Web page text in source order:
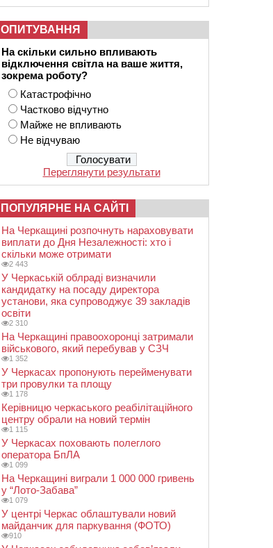
ОПИТУВАННЯ
На скільки сильно впливають
відключення світла на ваше життя,
зокрема роботу?
Катастрофічно
Частково відчутно
Майже не впливають
Не відчуваю
Переглянути результати
ПОПУЛЯРНЕ НА САЙТІ
На Черкащині розпочнуть нараховувати
виплати до Дня Незалежності: хто і
скільки може отримати
2 443
У Черкаській облраді визначили
кандидатку на посаду директора
установи, яка супроводжує 39 закладів
освіти
2 310
На Черкащині правоохоронці затримали
військового, який перебував у СЗЧ
1 352
У Черкасах пропонують перейменувати
три провулки та площу
1 178
Керівницю черкаського реабілітаційного
центру обрали на новий термін
1 115
У Черкасах поховають полеглого
оператора БпЛА
1 099
На Черкащині виграли 1 000 000 гривень
у “Лото-Забава”
1 079
У центрі Черкас облаштували новий
майданчик для паркування (ФОТО)
910